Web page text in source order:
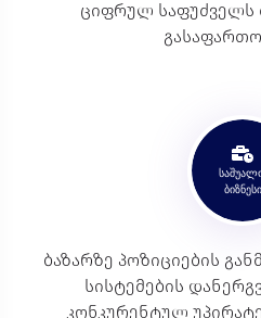
ციფრულ საფუძველს
ბიზნესი
ბაზარზე პოზიციების
სისტემების
კონკურენტულ